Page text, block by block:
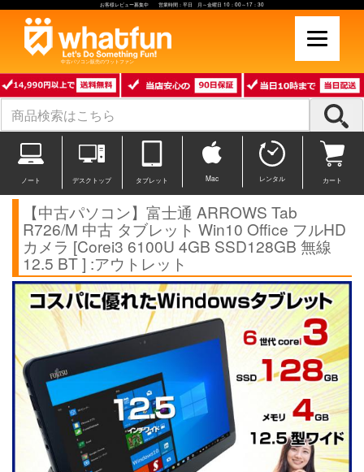
お客様レビュー募集中 営業時間：平日 月～金曜日 10：00～17：30
中古パソコン販売のワットファン
ノート デスクトップ タブレット Mac レンタル カート
【中古パソコン】富士通 ARROWS Tab
R726/M 中古 タブレット Win10 Office フルHD
カメラ [Corei3 6100U 4GB SSD128GB 無線
12.5 BT ] :アウトレット